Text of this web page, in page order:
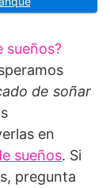
sueños?
de soñar
en
sueños. Si
pregunta